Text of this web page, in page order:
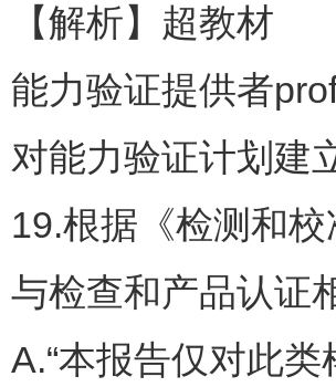
【解析】超教材
能力验证提供者
对能力验证计划建
19.根据《检测和
与检查和产品认证
A.“本报告仅对此类